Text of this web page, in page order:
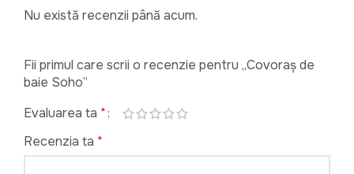
Nu există recenzii până acum.
Fii primul care scrii o recenzie pentru „Covoraș de
baie Soho”
Evaluarea ta *
Recenzia ta *